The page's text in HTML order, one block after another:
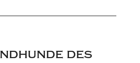
des